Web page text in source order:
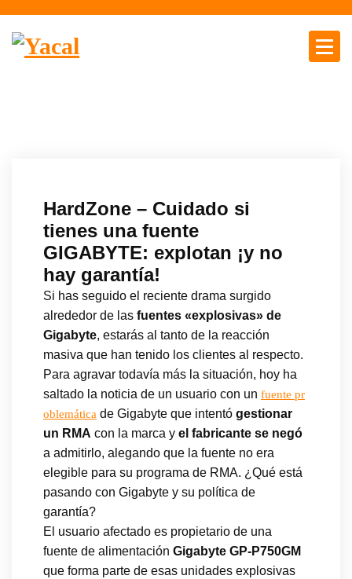
HardZone – Cuidado si
tienes una fuente
GIGABYTE: explotan ¡y no
hay garantía!
Si has seguido el reciente drama surgido
alrededor de las fuentes «explosivas» de
Gigabyte, estarás al tanto de la reacción
masiva que han tenido los clientes al respecto.
Para agravar todavía más la situación, hoy ha
saltado la noticia de un usuario con un fuente pr
oblemática de Gigabyte que intentó gestionar
un RMA con la marca y el fabricante se negó
a admitirlo, alegando que la fuente no era
elegible para su programa de RMA. ¿Qué está
pasando con Gigabyte y su política de
garantía?
El usuario afectado es propietario de una
fuente de alimentación Gigabyte GP-P750GM
que forma parte de esas unidades explosivas